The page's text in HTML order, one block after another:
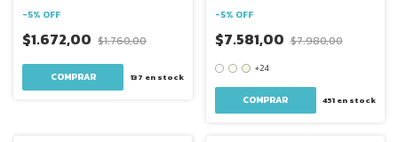
-5% OFF
$1.672,00 $1.760,00
137 en stock
-5% OFF
$7.581,00 $7.980,00
+24
COMPRAR 451 en stock